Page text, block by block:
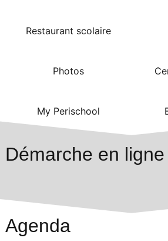
Restaurant scolaire
Photos
My Perischool
Démarche en ligne
Agenda